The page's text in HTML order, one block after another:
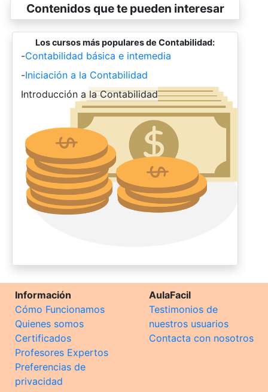
Contenidos que te pueden interesar
Los cursos más populares de Contabilidad:
-Contabilidad básica e intemedia
-Iniciación a la Contabilidad
-
Introducción a la Contabilidad
Información
Cómo Funcionamos
Quienes somos
Certificados
Profesores Expertos
Preferencias de
privacidad
AulaFacil
Testimonios de
nuestros usuarios
Contacta con nosotros